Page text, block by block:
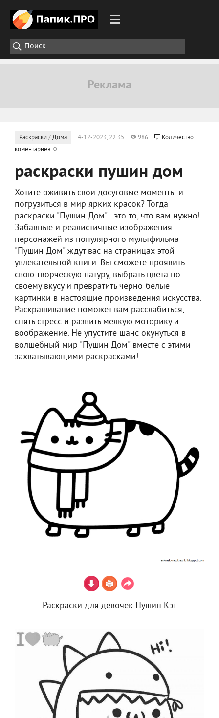
Раскраски /Дома 4-12-2023, 22:35 986
Количество
коментариев: 0
раскраски пушин дом
Хотите оживить свои досуговые моменты и
погрузиться в мир ярких красок? Тогда
раскраски "Пушин Дом" - это то, что вам нужно!
Забавные и реалистичные изображения
персонажей из популярного мультфильма
"Пушин Дом" ждут вас на страницах этой
увлекательной книги. Вы сможете проявить
свою творческую натуру, выбрать цвета по
своему вкусу и превратить чёрно-белые
картинки в настоящие произведения искусства.
Раскрашивание поможет вам расслабиться,
снять стресс и развить мелкую моторику и
воображение. Не упустите шанс окунуться в
волшебный мир "Пушин Дом" вместе с этими
захватывающими раскрасками!
Раскраски для девочек Пушин Кэт